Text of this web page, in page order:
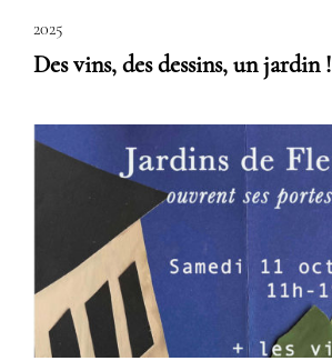
2025
Des vins, des dessins, un jardin !